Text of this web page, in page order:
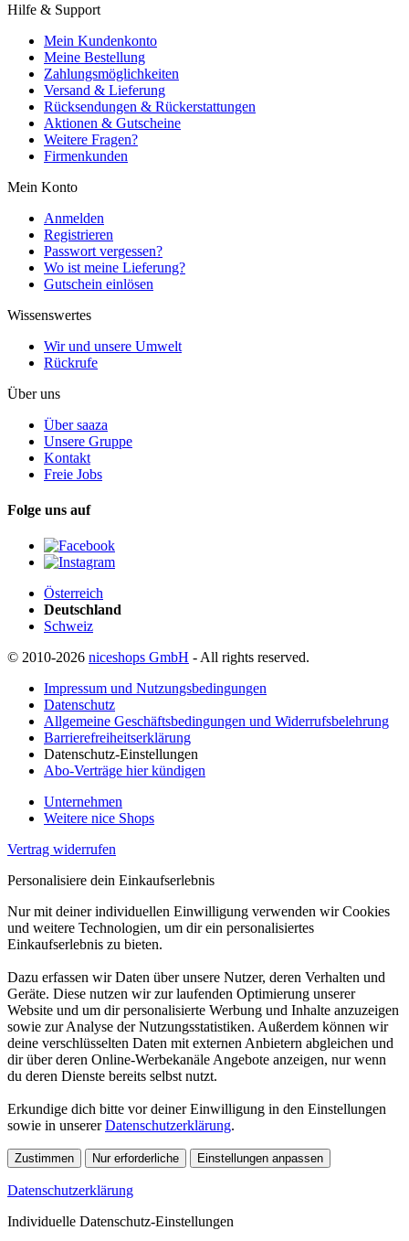
Hilfe & Support
Mein Kundenkonto
Meine Bestellung
Zahlungsmöglichkeiten
Versand & Lieferung
Rücksendungen & Rückerstattungen
Aktionen & Gutscheine
Weitere Fragen?
Firmenkunden
Mein Konto
Anmelden
Registrieren
Passwort vergessen?
Wo ist meine Lieferung?
Gutschein einlösen
Wissenswertes
Wir und unsere Umwelt
Rückrufe
Über uns
Über saaza
Unsere Gruppe
Kontakt
Freie Jobs
Folge uns auf
Österreich
Deutschland
Schweiz
© 2010-2026 niceshops GmbH - All rights reserved.
Impressum und Nutzungsbedingungen
Datenschutz
Allgemeine Geschäftsbedingungen und Widerrufsbelehrung
Barrierefreiheitserklärung
Datenschutz-Einstellungen
Abo-Verträge hier kündigen
Unternehmen
Weitere nice Shops
Vertrag widerrufen
Personalisiere dein Einkaufserlebnis
Nur mit deiner individuellen Einwilligung verwenden wir Cookies
und weitere Technologien, um dir ein personalisiertes
Einkaufserlebnis zu bieten.
Dazu erfassen wir Daten über unsere Nutzer, deren Verhalten und
Geräte. Diese nutzen wir zur laufenden Optimierung unserer
Website und um dir personalisierte Werbung und Inhalte anzuzeigen
sowie zur Analyse der Nutzungsstatistiken. Außerdem können wir
deine verschlüsselten Daten mit externen Anbietern abgleichen und
dir über deren Online-Werbekanäle Angebote anzeigen, nur wenn
du deren Dienste bereits selbst nutzt.
Erkundige dich bitte vor deiner Einwilligung in den Einstellungen
sowie in unsererDatenschutzerklärung.
Zustimmen Nur erforderliche Einstellungen anpassen
Datenschutzerklärung
Individuelle Datenschutz-Einstellungen